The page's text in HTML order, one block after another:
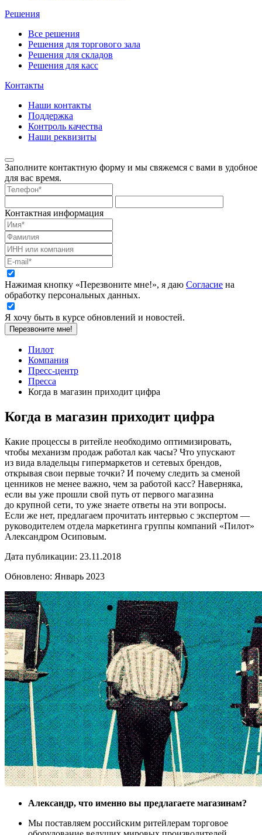
Решения
Все решения
Решения для торгового зала
Решения для складов
Решения для касс
Контакты
Наши контакты
Поддержка
Контроль качества
Наши реквизиты
Заполните контактную форму и мы свяжемся с вами в удобное
для вас время.
Контактная информация
Нажимая кнопку «Перезвоните мне!», я даю Согласие на
обработку персональных данных.
Я хочу быть в курсе обновлений и новостей.
Перезвоните мне!
Пилот
Компания
Пресс-центр
Пресса
Когда в магазин приходит цифра
Когда в магазин приходит цифра
Какие процессы в ритейле необходимо оптимизировать,
чтобы механизм продаж работал как часы? Что упускают
из вида владельцы гипермаркетов и сетевых брендов,
открывая свои первые точки? И почему следить за сменой
ценников не менее важно, чем за работой касс? Наверняка,
если вы уже прошли свой путь от первого магазина
до крупной сети, то уже знаете ответы на эти вопросы.
Если же нет, предлагаем прочитать интервью с экспертом —
руководителем отдела маркетинга группы компаний «Пилот»
Александром Осиповым.
Дата публикации: 23.11.2018
Обновлено: Январь 2023
Александр, что именно вы предлагаете магазинам?
Мы поставляем российским ритейлерам торговое